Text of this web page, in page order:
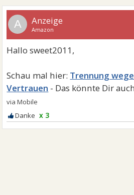
A
Trennung
Vertrauen
x 3